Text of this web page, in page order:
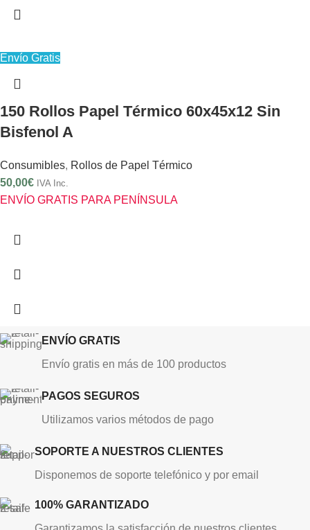
Envío Gratis
150 Rollos Papel Térmico 60x45x12 Sin
Bisfenol A
Consumibles, Rollos de Papel Térmico
50,00€ IVA Inc.
ENVÍO GRATIS PARA PENÍNSULA
ENVÍO GRATIS
Envío gratis en más de 100 productos
PAGOS SEGUROS
Utilizamos varios métodos de pago
SOPORTE A NUESTROS CLIENTES
Disponemos de soporte telefónico y por email
100% GARANTIZADO